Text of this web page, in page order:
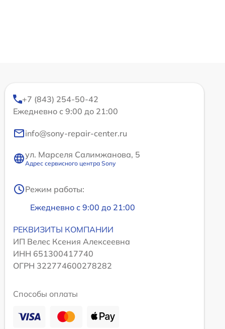
+7 (843) 254-50-42
Ежедневно с 9:00 до 21:00
info@sony-repair-center.ru
ул. Марселя Салимжанова, 5
Адрес сервисного центра Sony
Режим работы:
Ежедневно с 9:00 до 21:00
РЕКВИЗИТЫ КОМПАНИИ
ИП Велес Ксения Алексеевна
ИНН 651300417740
ОГРН 322774600278282
Способы оплаты